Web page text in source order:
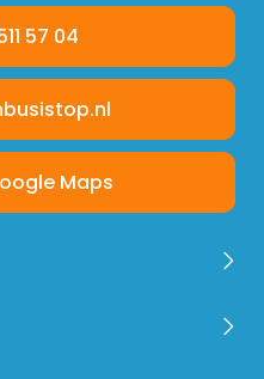
57 04
Maps